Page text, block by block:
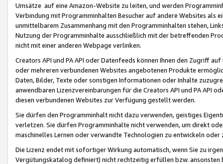
Umsätze auf eine Amazon-Website zu leiten, und werden
Verbindung mit Programminhalten Besucher auf andere Websites als
unmittelbarem Zusammenhang mit den Programminhalten stehen,
Nutzung der Programminhalte ausschließlich mit der betreffenden
nicht mit einer anderen Webpage verlinken.
Creators API und PA API oder Datenfeeds können Ihnen den Zugriff
oder mehreren verbundenen Websites angebotenen Produkte
Daten, Bilder, Texte oder sonstigen Informationen oder Inhalte
anwendbaren Lizenzvereinbarungen für die Creators API und PA API
diesen verbundenen Websites zur Verfügung gestellt werden.
Sie dürfen den Programminhalt nicht dazu verwenden, geistiges
verletzen. Sie dürfen Programminhalte nicht verwenden, um direkt
maschinelles Lernen oder verwandte Technologien zu entwickeln
Die Lizenz endet mit sofortiger Wirkung automatisch, wenn Sie zu
Vergütungskatalog definiert) nicht rechtzeitig erfüllen bzw. ansonsten